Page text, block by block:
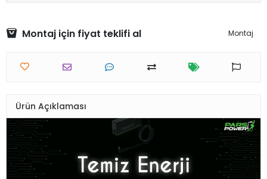
Montaj için fiyat teklifi al Montaj
Ürün Açıklaması